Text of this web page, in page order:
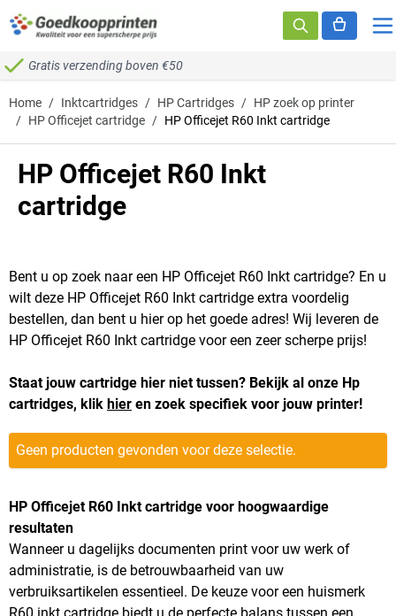
Ga naar de inhoud
Gratis verzending boven €50
Home / Inktcartridges / HP Cartridges / HP zoek op printer
/ HP Officejet cartridge / HP Officejet R60 Inkt cartridge
HP Officejet R60 Inkt
cartridge
Bent u op zoek naar een HP Officejet R60 Inkt cartridge? En u
wilt deze HP Officejet R60 Inkt cartridge extra voordelig
bestellen, dan bent u hier op het goede adres! Wij leveren de
HP Officejet R60 Inkt cartridge voor een zeer scherpe prijs!
Staat jouw cartridge hier niet tussen? Bekijk al onze Hp
cartridges, klik hier en zoek specifiek voor jouw printer!
Geen producten gevonden voor deze selectie.
HP Officejet R60 Inkt cartridge voor hoogwaardige
resultaten
Wanneer u dagelijks documenten print voor uw werk of
administratie, is de betrouwbaarheid van uw
verbruiksartikelen essentieel. De keuze voor een huismerk